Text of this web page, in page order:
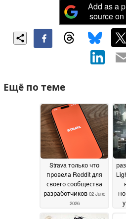
Add as a
source
Ещё по теме
Strava только что
провела Reddit для
своего сообщества
разработчиков 02 June
2026